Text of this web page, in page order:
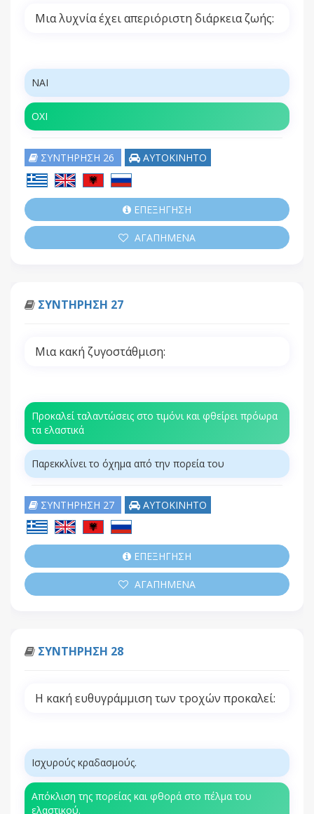
Μια λυχνία έχει απεριόριστη διάρκεια ζωής:
ΝΑΙ
ΟΧΙ
ΣΥΝΤΗΡΗΣΗ 26 ΑΥΤΟΚΙΝΗΤΟ
ΕΠΕΞΗΓΗΣΗ
ΑΓΑΠΗΜΕΝΑ
ΣΥΝΤΗΡΗΣΗ 27
Μια κακή ζυγοστάθμιση:
Προκαλεί ταλαντώσεις στο τιμόνι και φθείρει πρόωρα
τα ελαστικά
Παρεκκλίνει το όχημα από την πορεία του
ΣΥΝΤΗΡΗΣΗ 27 ΑΥΤΟΚΙΝΗΤΟ
ΕΠΕΞΗΓΗΣΗ
ΑΓΑΠΗΜΕΝΑ
ΣΥΝΤΗΡΗΣΗ 28
Η κακή ευθυγράμμιση των τροχών προκαλεί:
Ισχυρούς κραδασμούς.
Απόκλιση της πορείας και φθορά στο πέλμα του
ελαστικού.